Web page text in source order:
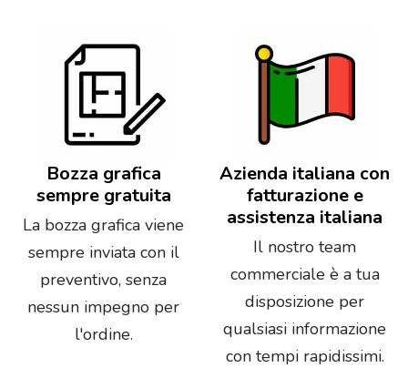
Bozza grafica
sempre gratuita
La bozza grafica viene
sempre inviata con il
preventivo, senza
nessun impegno per
l'ordine.
Azienda italiana con
fatturazione e
assistenza italiana
Il nostro team
commerciale è a tua
disposizione per
qualsiasi informazione
con tempi rapidissimi.